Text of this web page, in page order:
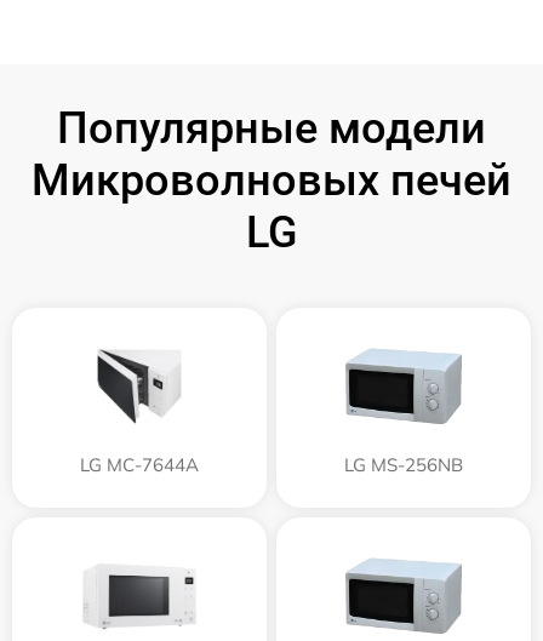
Популярные модели
Микроволновых печей
LG
LG MC-7644A LG MS-256NB